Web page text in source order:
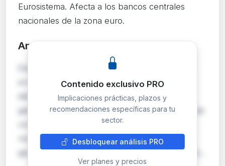
Eurosistema. Afecta a los bancos centrales
nacionales de la zona euro.
Análisis detallado
Esta disposición constituye una corrección de
errores (errata) de la Orientación del BCE
identificada como 32026O0689, relativa a la
gestión de activos y pasivos del Eurosistema. Las
correcciones de este tipo son habituales en
normativa técnica compleja del BCE y buscan
garantizar la coherencia y exactitud del texto le…
Contenido exclusivo PRO
Implicaciones prácticas, plazos y
recomendaciones específicas para tu
sector.
Desbloquear análisis PRO
Ver planes y precios